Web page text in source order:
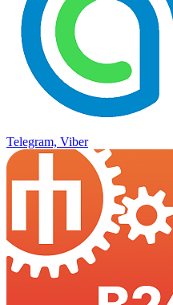
Telegram, Viber